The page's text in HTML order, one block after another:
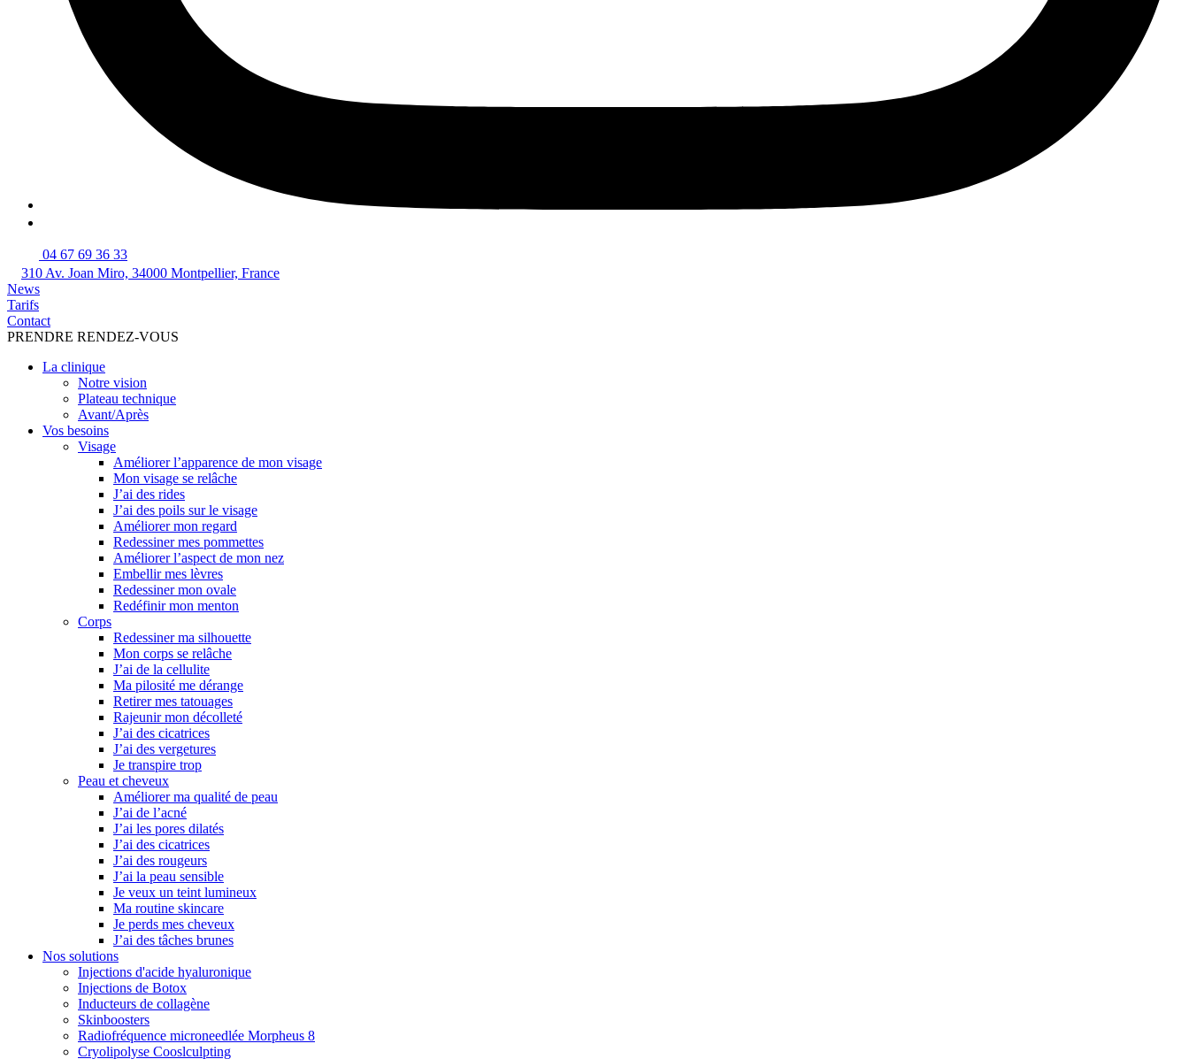
04 67 69 36 33
310 Av. Joan Miro, 34000 Montpellier, France
News
Tarifs
Contact
PRENDRE RENDEZ-VOUS
La clinique
Notre vision
Plateau technique
Avant/Après
Vos besoins
Visage
Améliorer l’apparence de mon visage
Mon visage se relâche
J’ai des rides
J’ai des poils sur le visage
Améliorer mon regard
Redessiner mes pommettes
Améliorer l’aspect de mon nez
Embellir mes lèvres
Redessiner mon ovale
Redéfinir mon menton
Corps
Redessiner ma silhouette
Mon corps se relâche
J’ai de la cellulite
Ma pilosité me dérange
Retirer mes tatouages
Rajeunir mon décolleté
J’ai des cicatrices
J’ai des vergetures
Je transpire trop
Peau et cheveux
Améliorer ma qualité de peau
J’ai de l’acné
J’ai les pores dilatés
J’ai des cicatrices
J’ai des rougeurs
J’ai la peau sensible
Je veux un teint lumineux
Ma routine skincare
Je perds mes cheveux
J’ai des tâches brunes
Nos solutions
Injections d'acide hyaluronique
Injections de Botox
Inducteurs de collagène
Skinboosters
Radiofréquence microneedlée Morpheus 8
Cryolipolyse Cooslculpting